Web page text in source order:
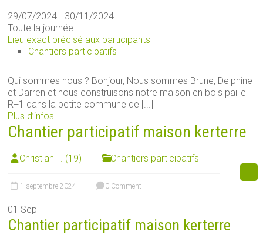
29/07/2024 - 30/11/2024
Toute la journée
Lieu exact précisé aux participants
Chantiers participatifs
Qui sommes nous ? Bonjour, Nous sommes Brune, Delphine
et Darren et nous construisons notre maison en bois paille
R+1 dans la petite commune de [...]
Plus d’infos
Chantier participatif maison kerterre
Christian T. (19) Chantiers participatifs
1 septembre 2024 0 Comment
01 Sep
Chantier participatif maison kerterre